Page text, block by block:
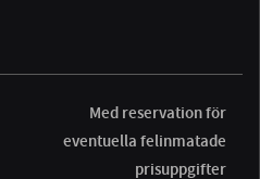
Med reservation för
eventuella felinmatade
prisuppgifter